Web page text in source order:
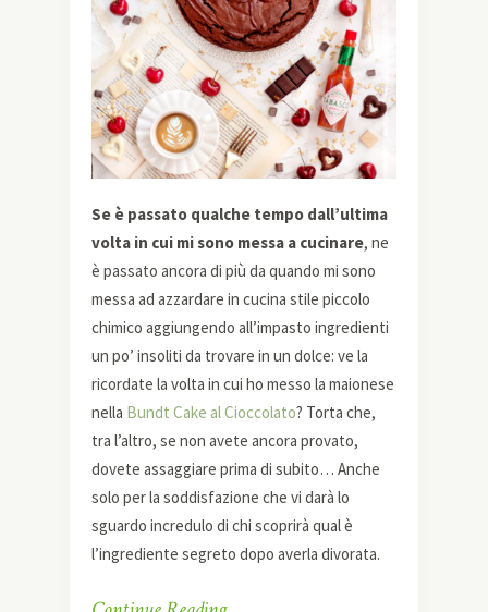
Se è passato qualche tempo dall’ultima
volta in cui mi sono messa a cucinare, ne
è passato ancora di più da quando mi sono
messa ad azzardare in cucina stile piccolo
chimico aggiungendo all’impasto ingredienti
un po’ insoliti da trovare in un dolce: ve la
ricordate la volta in cui ho messo la maionese
nella Bundt Cake al Cioccolato? Torta che,
tra l’altro, se non avete ancora provato,
dovete assaggiare prima di subito… Anche
solo per la soddisfazione che vi darà lo
sguardo incredulo di chi scoprirà qual è
l’ingrediente segreto dopo averla divorata.